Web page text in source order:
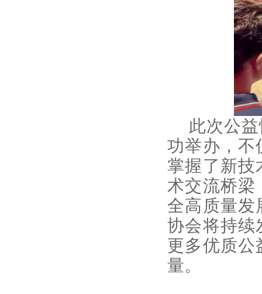
此次公
功举办，不
掌握了新技
术交流桥梁
全高质量发
协会将持续
更多优质公
量。